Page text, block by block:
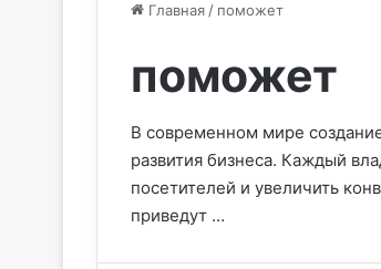
Главная / поможет
поможет
В современном мире
развития бизнеса. Каждый
посетителей и увеличить
приведут …